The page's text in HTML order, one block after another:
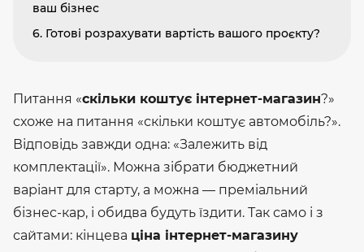
ваш бізнес
6. Готові розрахувати вартість вашого проєкту?
Питання «скільки коштує інтернет-магазин?»
схоже на питання «скільки коштує автомобіль?».
Відповідь завжди одна: «Залежить від
комплектації». Можна зібрати бюджетний
варіант для старту, а можна — преміальний
бізнес-кар, і обидва будуть їздити. Так само і з
сайтами: кінцева ціна інтернет-магазину